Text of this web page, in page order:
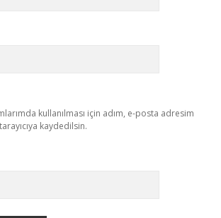
kullanılması için adım, e-posta adresim
kaydedilsin.